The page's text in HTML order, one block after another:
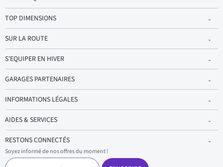
TOP DIMENSIONS
SUR LA ROUTE
S'EQUIPER EN HIVER
GARAGES PARTENAIRES
INFORMATIONS LÉGALES
AIDES & SERVICES
RESTONS CONNECTÉS
Soyez informé de nos offres du moment !
S